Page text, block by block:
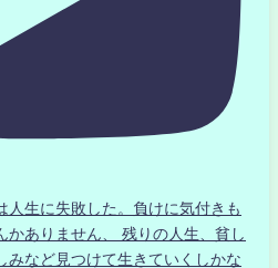
人生に失敗した。負けに気付きも
ありません、 残りの人生、貧し
みなど見つけて生きていくしかな